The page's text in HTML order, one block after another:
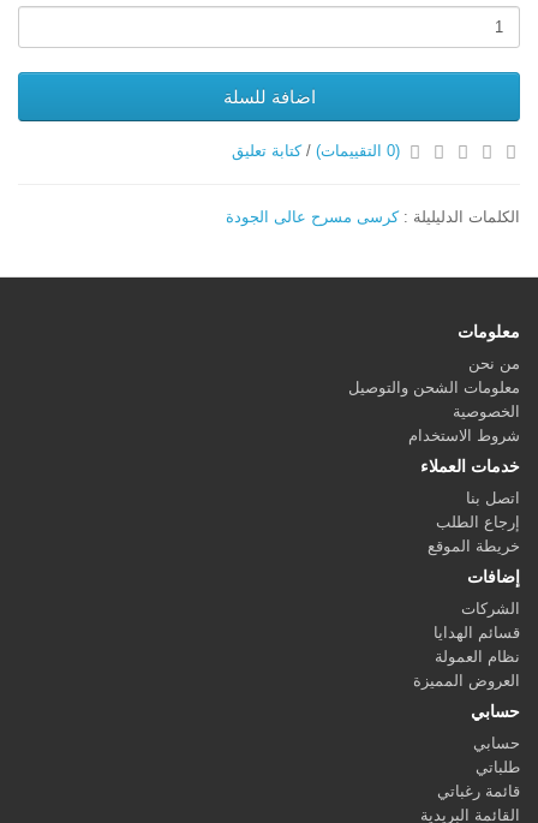
اضافة للسلة
(0 التقييمات) /كتابة تعليق
الكلمات الدليليلة :كرسى مسرح عالى الجودة
معلومات
من نحن
معلومات الشحن والتوصيل
الخصوصية
شروط الاستخدام
خدمات العملاء
اتصل بنا
إرجاع الطلب
خريطة الموقع
إضافات
الشركات
قسائم الهدايا
نظام العمولة
العروض المميزة
حسابي
حسابي
طلباتي
قائمة رغباتي
القائمة البريدية